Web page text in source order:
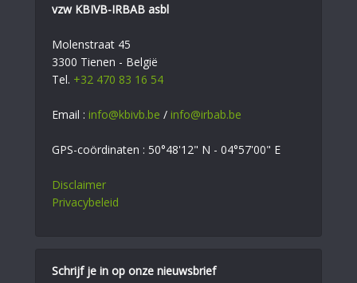
vzw KBIVB-IRBAB asbl
Molenstraat 45
3300 Tienen - België
Tel. +32 470 83 16 54
Email : info@kbivb.be / info@irbab.be
GPS-coördinaten : 50°48'12" N - 04°57'00" E
Disclaimer
Privacybeleid
Schrijf je in op onze nieuwsbrief